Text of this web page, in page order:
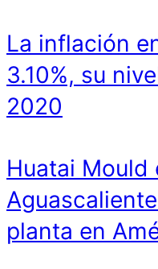
La inflación
3.10%, su
2020
Huatai Mould
planta en